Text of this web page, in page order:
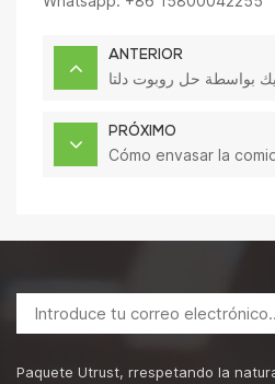
ANTERIOR
بواسطة حل روبوت دلتا
PRÓXIMO
Cómo envasar la
Paquete Utrust, rrespetando la